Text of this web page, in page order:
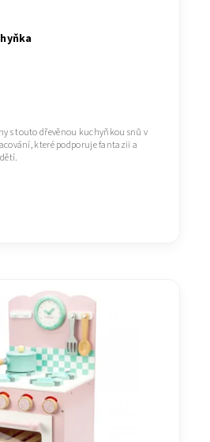
s touto dřevěnou kuchyňkou snů v
které podporuje fantazii a